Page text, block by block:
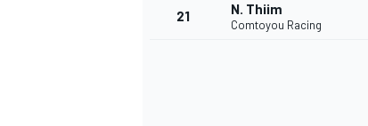
21 N. Thiim
Comtoyou Racing